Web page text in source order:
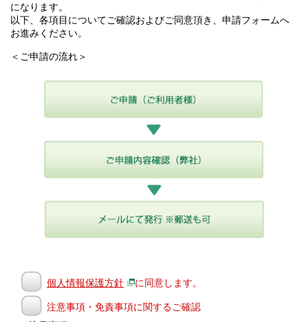
になります。
以下、各項目についてご確認およびご同意頂き、申請フォームへ
お進みください。
＜ご申請の流れ＞
個人情報保護方針 に同意します。
注意事項・免責事項に関するご確認